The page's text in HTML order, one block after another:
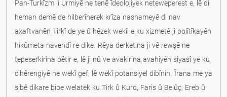
Pan-Turkîzm li Urmiyê ne tenê îdeolojiyek neteweperest e, lê di
heman demê de hilberînerek krîza nasnameyê di nav
axaftvanên Tirkî de ye û hêzek wekîl e ku xizmetê ji polîtîkayên
hikûmeta navendî re dike. Rêya derketina ji vê rewşê ne
tepeserkirina bêtir e, lê ji nû ve avakirina avahiyên siyasî ye ku
cihêrengiyê ne wekî gef, lê wekî potansiyel dibînin. Îrana me ya
sibê dikare bibe welatek ku Tirk û Kurd, Faris û Belûç, Ereb û